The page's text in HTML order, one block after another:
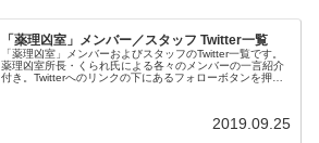
「薬理凶室」メンバー／スタッフ Twitter一覧
「薬理凶室」メンバーおよびスタッフのTwitter一覧です。
薬理凶室所長・くられ氏による各々のメンバーの一言紹介
付き。Twitterへのリンクの下にあるフォローボタンを押す
2019.09.25